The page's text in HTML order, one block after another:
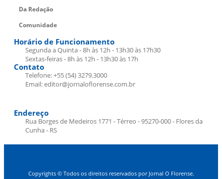
Da Redação
Comunidade
Horário de Funcionamento
Segunda a Quinta - 8h às 12h - 13h30 às 17h30
Sextas-feiras - 8h às 12h - 13h30 às 17h
Contato
Telefone: +55 (54) 3279.3000
Email: editor@jornaloflorense.com.br
Endereço
Rua Borges de Medeiros 1771 - Térreo - 95270-000 - Flores da
Cunha - RS
Copyrights © Todos os direitos reservados por Jornal O Florense.